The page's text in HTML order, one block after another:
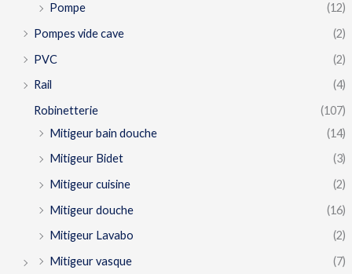
Pompe
(12)
Pompes vide cave
(2)
PVC
(2)
Rail
(4)
Robinetterie
(107)
Mitigeur bain douche
(14)
Mitigeur Bidet
(3)
Mitigeur cuisine
(2)
Mitigeur douche
(16)
Mitigeur Lavabo
(2)
Mitigeur vasque
(7)